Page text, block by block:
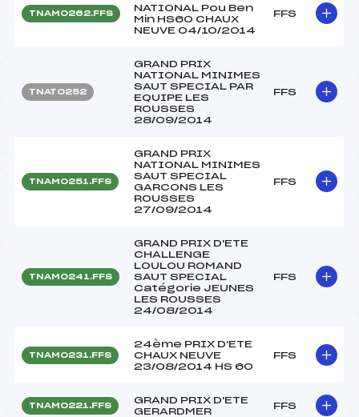
TNAM0262.FFS
NATIONAL Pou Ben
Min HS60 CHAUX
NEUVE 04/10/2014
FFS
TNAT0252
GRAND PRIX
NATIONAL MINIMES
SAUT SPECIAL PAR
EQUIPE LES
ROUSSES
28/09/2014
FFS
TNAM0251.FFS
GRAND PRIX
NATIONAL MINIMES
SAUT SPECIAL
GARCONS LES
ROUSSES
27/09/2014
FFS
TNAM0241.FFS
GRAND PRIX D'ETE
CHALLENGE
LOULOU ROMAND
SAUT SPECIAL
Catégorie JEUNES
LES ROUSSES
24/08/2014
FFS
TNAM0231.FFS
24ème PRIX D'ETE
CHAUX NEUVE
23/08/2014 HS 60
FFS
TNAM0221.FFS
GRAND PRIX D'ETE
GERARDMER
FFS